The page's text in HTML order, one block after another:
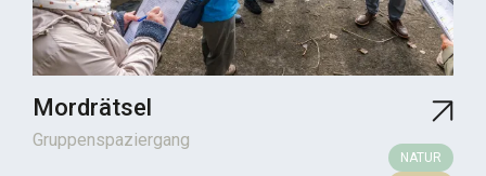
Mordrätsel
Gruppenspaziergang
NATUR